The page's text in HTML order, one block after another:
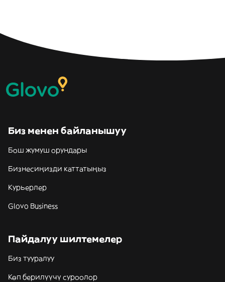
Биз менен байланышуу
Бош жумуш орундары
Бизнесиңизди каттатыңыз
Курьерлер
Glovo Business
Пайдалуу шилтемелер
Биз тууралуу
Көп берилүүчү суроолор